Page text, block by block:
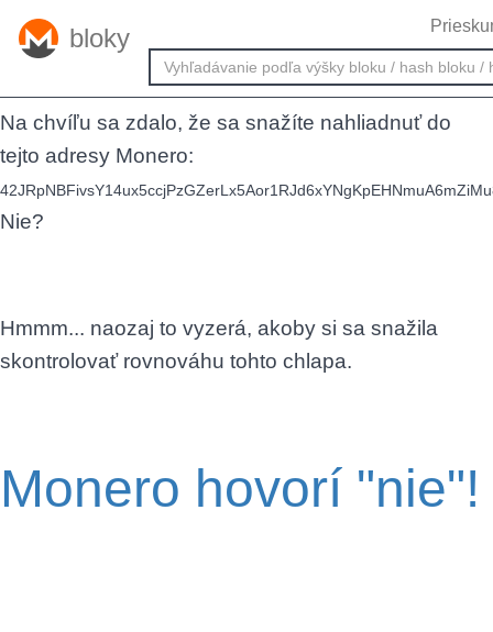
bloky
Uh-oh
Na chvíľu sa zdalo, že sa snažíte nahliadnuť do
tejto adresy Monero:
Nie?
Hmmm... naozaj to vyzerá, akoby si sa snažila
skontrolovať rovnováhu tohto chlapa.
Monero hovorí "nie"!